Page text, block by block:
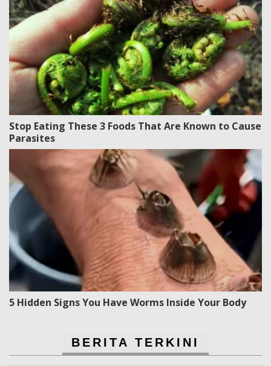
Stop Eating These 3 Foods That Are Known to Cause
Parasites
5 Hidden Signs You Have Worms Inside Your Body
BERITA TERKINI